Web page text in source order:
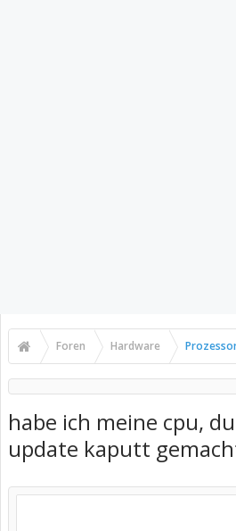
Foren Hardware
habe ich meine cpu,
update kaputt